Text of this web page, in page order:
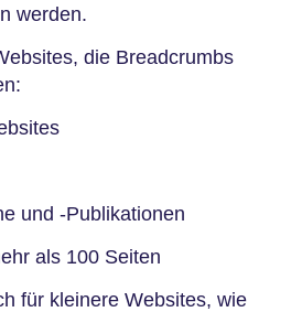
werden.
die Breadcrumbs
und -Publikationen
als 100 Seiten
für kleinere Websites, wie